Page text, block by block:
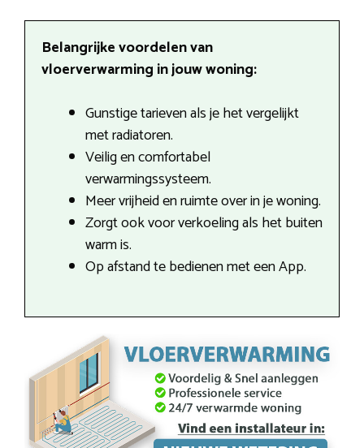
Belangrijke voordelen van
vloerverwarming in jouw woning:
Gunstige tarieven als je het vergelijkt
met radiatoren.
Veilig en comfortabel
verwarmingssysteem.
Meer vrijheid en ruimte over in je woning.
Zorgt ook voor verkoeling als het buiten
warm is.
Op afstand te bedienen met een App.